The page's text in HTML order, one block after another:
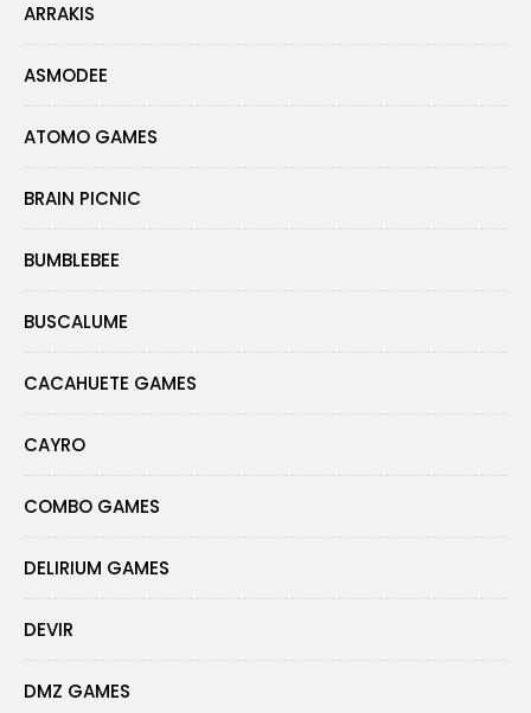
ARRAKIS
ASMODEE
ATOMO GAMES
BRAIN PICNIC
BUMBLEBEE
BUSCALUME
CACAHUETE GAMES
CAYRO
COMBO GAMES
DELIRIUM GAMES
DEVIR
DMZ GAMES